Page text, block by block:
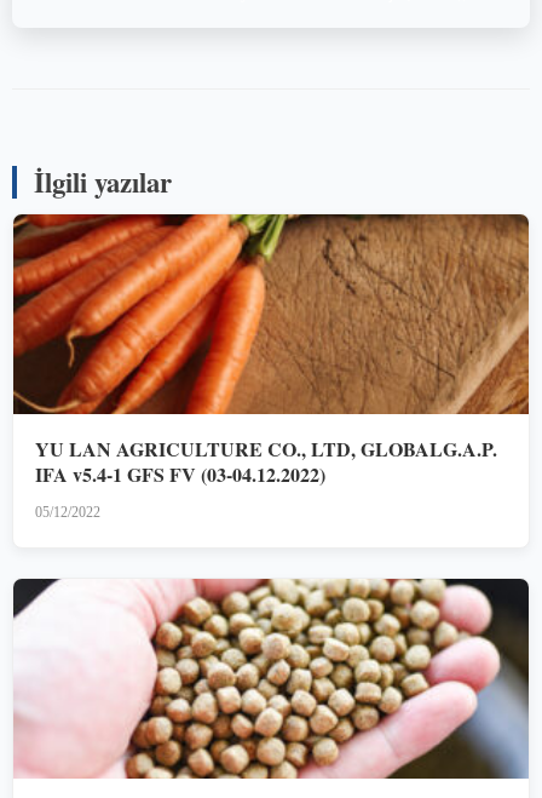
İlgili yazılar
YU LAN AGRICULTURE CO., LTD, GLOBALG.A.P.
IFA v5.4-1 GFS FV (03-04.12.2022)
05/12/2022